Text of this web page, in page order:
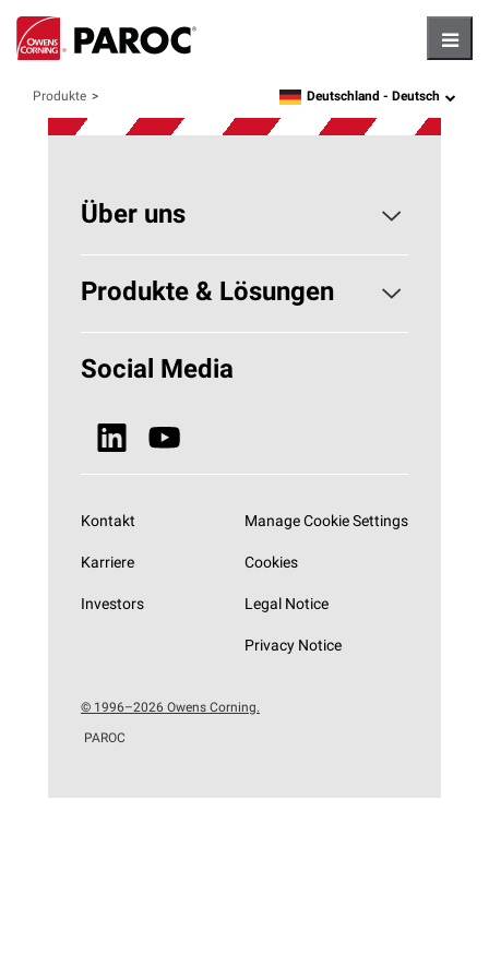
Produkte language
Deutschland - Deutsch
Über uns
Konzerngeschichte
Nachhaltigkeit
Neuigkeiten, Blogs & Presse
Produkte & Lösungen
Gebäudedämmung
Social Media
Kontakt
Karriere
Investors
Manage Cookie Settings
Cookies
Legal Notice
Privacy Notice
© 1996–2026 Owens Corning.
PAROC